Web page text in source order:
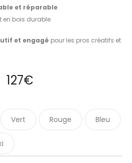
et réparable
en bois durable
et engagé pour les pros créatifs et
127€
Vert Rouge Bleu